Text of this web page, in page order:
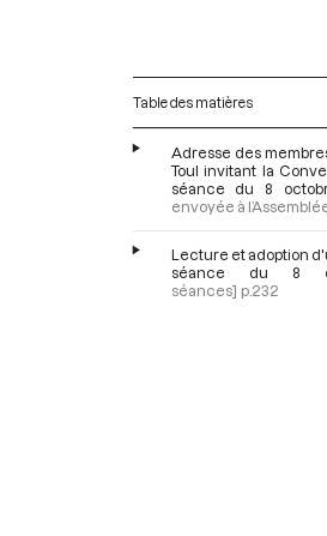
Table des matières
Adresse des
Toul invitant la
séance du 8
envoyée à
Lecture et adoption
séance du 8
séances] p.232